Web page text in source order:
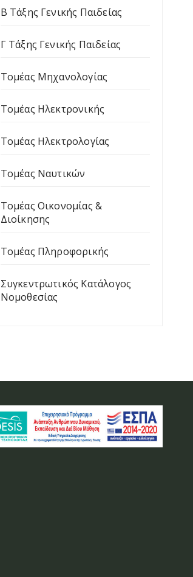
Β Τάξης Γενικής Παιδείας
Γ Τάξης Γενικής Παιδείας
Τομέας Μηχανολογίας
Τομέας Ηλεκτρονικής
Τομέας Ηλεκτρολογίας
Τομέας Ναυτικών
Τομέας Οικονομίας &
Διοίκησης
Τομέας Πληροφορικής
Συγκεντρωτικός Κατάλογος
Νομοθεσίας